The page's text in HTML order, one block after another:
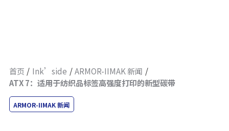
首页 Ink’side
ARMOR-IIMAK 新闻
ATX 7：适用于纺织品标签高强度打印的新型碳带
ARMOR-IIMAK 新闻